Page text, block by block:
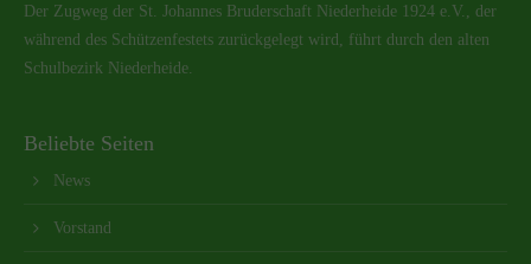
Der Zugweg der St. Johannes Bruderschaft Niederheide 1924 e.V., der
während des Schützenfestets zurückgelegt wird, führt durch den alten
Schulbezirk Niederheide.
Beliebte Seiten
News
Vorstand